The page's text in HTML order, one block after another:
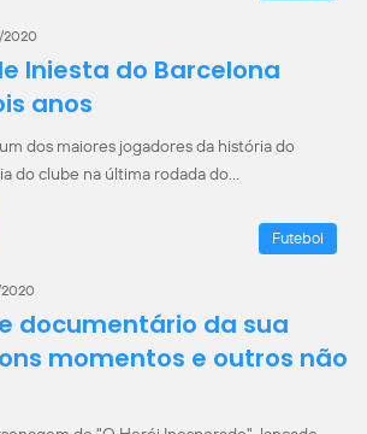
Iniesta do Barcelona
anos
dos maiores jogadores da história do
do clube na última rodada do…
Futebol
documentário da sua
momentos e outros não